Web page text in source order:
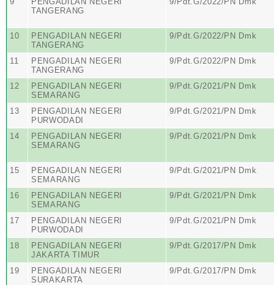
TANGERANG
10
PENGADILAN NEGERI
TANGERANG
9/Pdt.G/2022/PN Dmk
11
PENGADILAN NEGERI
TANGERANG
9/Pdt.G/2022/PN Dmk
12
PENGADILAN NEGERI
SEMARANG
9/Pdt.G/2021/PN Dmk
13
PENGADILAN NEGERI
PURWODADI
9/Pdt.G/2021/PN Dmk
14
PENGADILAN NEGERI
SEMARANG
9/Pdt.G/2021/PN Dmk
15
PENGADILAN NEGERI
SEMARANG
9/Pdt.G/2021/PN Dmk
16
PENGADILAN NEGERI
SEMARANG
9/Pdt.G/2021/PN Dmk
17
PENGADILAN NEGERI
PURWODADI
9/Pdt.G/2021/PN Dmk
18
PENGADILAN NEGERI
JAKARTA TIMUR
9/Pdt.G/2017/PN Dmk
19
PENGADILAN NEGERI
SURAKARTA
9/Pdt.G/2017/PN Dmk